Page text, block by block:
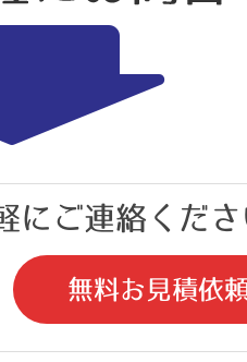
にご連絡くだ
無料お見積依